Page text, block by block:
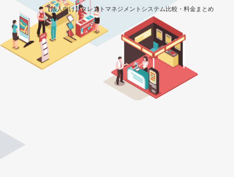
【法人向け】タレントマネジメントシステム比較・料金まとめ